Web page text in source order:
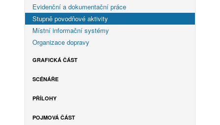
Evidenční a dokumentační práce
Stupně povodňové aktivity
Místní informační systémy
Organizace dopravy
GRAFICKÁ ČÁST
SCÉNÁŘE
PŘÍLOHY
POJMOVÁ ČÁST